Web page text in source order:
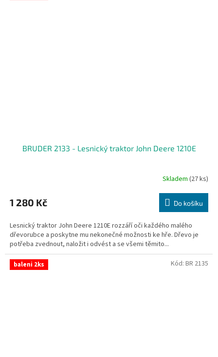
BRUDER 2133 - Lesnický traktor John Deere 1210E
Skladem (27 ks)
1 280 Kč Do košíku
Lesnický traktor John Deere 1210E rozzáří oči každého malého
dřevorubce a poskytne mu nekonečné možnosti ke hře. Dřevo je
potřeba zvednout, naložit i odvést a se všemi těmito...
baleni 2ks Kód: BR 2135